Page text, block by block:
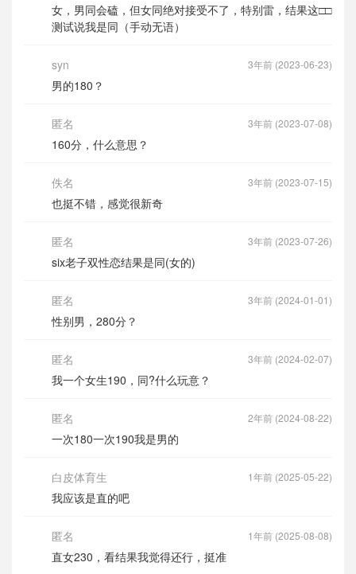
女，男同会磕，但女同绝对接受不了，特别雷，结果这□□
测试说我是同（手动无语）
syn
男的180？
3年前 (2023-06-23)
匿名
160分，什么意思？
3年前 (2023-07-08)
佚名
也挺不错，感觉很新奇
3年前 (2023-07-15)
匿名
six老子双性恋结果是同(女的)
3年前 (2023-07-26)
匿名
性别男，280分？
3年前 (2024-01-01)
匿名
我一个女生190，同?什么玩意？
3年前 (2024-02-07)
匿名
一次180一次190我是男的
2年前 (2024-08-22)
白皮体育生
我应该是直的吧
1年前 (2025-05-22)
匿名
直女230，看结果我觉得还行，挺准
1年前 (2025-08-08)